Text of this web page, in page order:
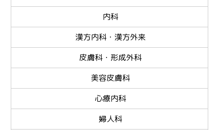
内科
漢方内科・漢方外来
皮膚科・形成外科
美容皮膚科
心療内科
婦人科